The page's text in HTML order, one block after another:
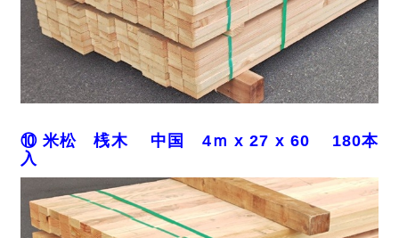
⑩ 米松 桟木 中国 4ｍ x 27 x 60 180本
入